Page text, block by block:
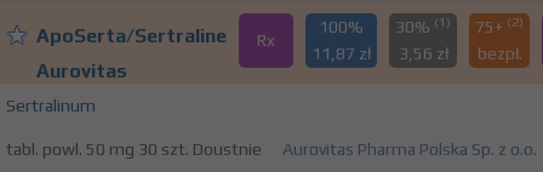
ApoSerta/Sertraline
Aurovitas
Rx
100%
11,87 zł
30% (1)
3,56 zł
75+ (2)
bezpł.
Sertralinum
tabl. powl. 50 mg 30 szt. Doustnie Aurovitas Pharma Polska Sp. z o.o.